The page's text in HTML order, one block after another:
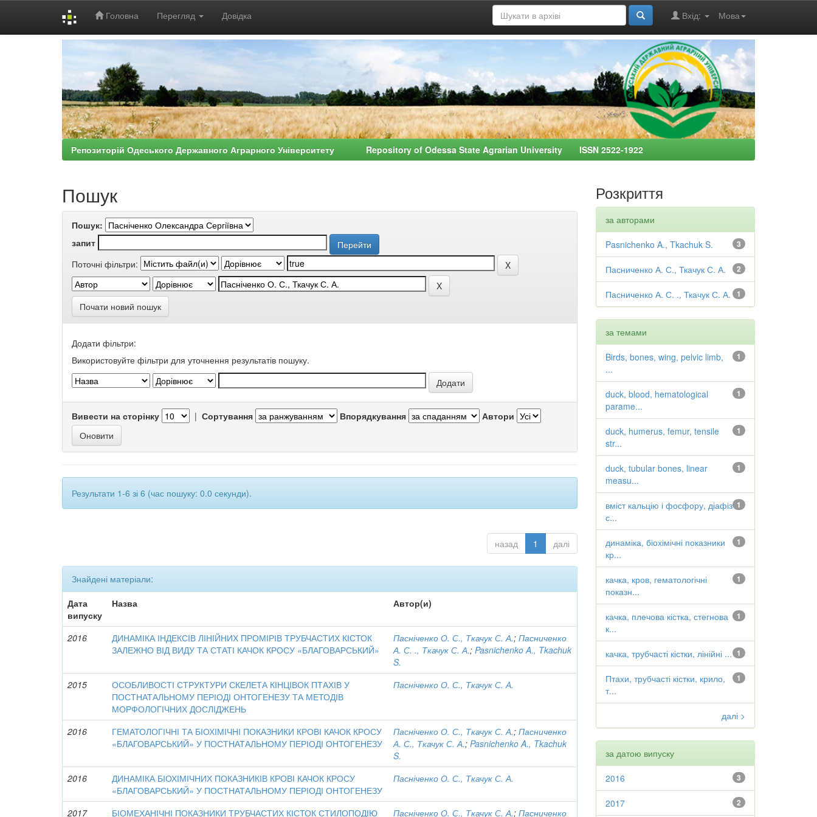
Головна Перегляд Довідка Мова
Вхід:
Репозиторій Одеського Державного Аграрного Університету Repository of Odessa State Agrarian University ISSN 2522-1922
Пошук
Пошук:
запит
Поточні фільтри:
Почати новий пошук
Додати фільтри:
Використовуйте фільтри для уточнення результатів пошуку.
Вивести на сторінку | Сортування Впорядкування Автори
Результати 1-6 зі 6 (час пошуку: 0.0 секунди).
назад 1 далі
Знайдені матеріали:
Дата
випуску
Назва Автор(и)
2016
ДИНАМІКА ІНДЕКСІВ ЛІНІЙНИХ ПРОМІРІВ ТРУБЧАСТИХ КІСТОК
ЗАЛЕЖНО ВІД ВИДУ ТА СТАТІ КАЧОК КРОСУ «БЛАГОВАРСЬКИЙ»
Пасніченко О. С., Ткачук С. А.;Пасниченко
А. С. ., Ткачук С. А.;Pasnichenko A., Tkachuk
S.
2015
ОСОБЛИВОСТІ СТРУКТУРИ СКЕЛЕТА КІНЦІВОК ПТАХІВ У
ПОСТНАТАЛЬНОМУ ПЕРІОДІ ОНТОГЕНЕЗУ ТА МЕТОДІВ
МОРФОЛОГІЧНИХ ДОСЛІДЖЕНЬ
Пасніченко О. С., Ткачук С. А.
2016
ГЕМАТОЛОГІЧНІ ТА БІОХІМІЧНІ ПОКАЗНИКИ КРОВІ КАЧОК КРОСУ
«БЛАГОВАРСЬКИЙ» У ПОСТНАТАЛЬНОМУ ПЕРІОДІ ОНТОГЕНЕЗУ
Пасніченко О. С., Ткачук С. А.;Пасниченко
А. С., Ткачук С. А.;Pasnichenko A., Tkachuk
S.
2016
ДИНАМІКА БІОХІМІЧНИХ ПОКАЗНИКІВ КРОВІ КАЧОК КРОСУ
«БЛАГОВАРСЬКИЙ» У ПОСТНАТАЛЬНОМУ ПЕРІОДІ ОНТОГЕНЕЗУ
Пасніченко О. С., Ткачук С. А.
2017 БІОМЕХАНІЧНІ ПОКАЗНИКИ ТРУБЧАСТИХ КІСТОК СТИЛОПОДІЮ Пасніченко О. С., Ткачук С. А.;Пасниченко
Розкриття
за авторами
3
Pasnichenko A., Tkachuk S.
2
Пасниченко А. С., Ткачук С. А.
1
Пасниченко А. С. ., Ткачук С. А.
за темами
1
Birds, bones, wing, pelvic limb,
...
1
duck, blood, hematological
parame...
1
duck, humerus, femur, tensile
str...
1
duck, tubular bones, linear
measu...
1
вміст кальцію і фосфору, діафіз
с...
1
динаміка, біохімічні показники
кр...
1
качка, кров, гематологічні
показн...
1
качка, плечова кістка, стегнова
к...
1
качка, трубчасті кістки, лінійні ...
1
Птахи, трубчасті кістки, крило,
т...
далі >
за датою випуску
3
2016
2
2017